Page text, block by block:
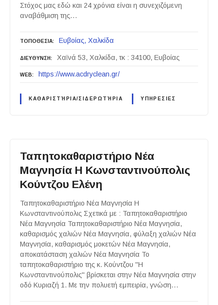
Στόχος μας εδώ και 24 χρόνια είναι η συνεχιζόμενη
αναβάθμιση της…
ΤΟΠΟΘΕΣΙΑ Ευβοίας Χαλκίδα
ΔΙΕΥΘΥΝΣΗ Χαϊνά 53, Χαλκίδα, τκ : 34100, Ευβοίας
WEB https://www.acdryclean.gr/
ΚΑΘΑΡΙΣΤΉΡΙΑ/ΣΙΔΕΡΩΤΉΡΙΑ ΥΠΗΡΕΣΙΕΣ
Ταπητοκαθαριστήριο Νέα
Μαγνησία Η Κωνσταντινούπολις
Κούντζου Ελένη
Ταπητοκαθαριστήριο Νέα Μαγνησία Η
Κωνσταντινούπολις Σχετικά με : Ταπητοκαθαριστήριο
Νέα Μαγνησία Ταπητοκαθαριστήριο Νέα Μαγνησία,
καθαρισμός χαλιών Νέα Μαγνησία, φύλαξη χαλιών Νέα
Μαγνησία, καθαρισμός μοκετών Νέα Μαγνησία,
αποκατάσταση χαλιών Νέα Μαγνησία Το
ταπητοκαθαριστήριο της κ. Κούντζου "Η
Κωνσταντινούπολις" βρίσκεται στην Νέα Μαγνησία στην
οδό Κυριαζή 1. Με την πολυετή εμπειρία, γνώση…